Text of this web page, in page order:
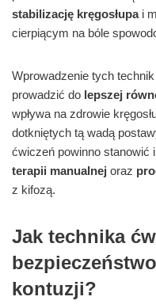
stabilizację kręgosłupai
cierpiącym na bóle
Wprowadzenie tych
prowadzić do lepszej
wpływa na zdrowie
dotkniętych tą wadą
ćwiczeń powinno stanowić
terapii manualnej oraz
z kifozą.
Jak technika
kontuzji?